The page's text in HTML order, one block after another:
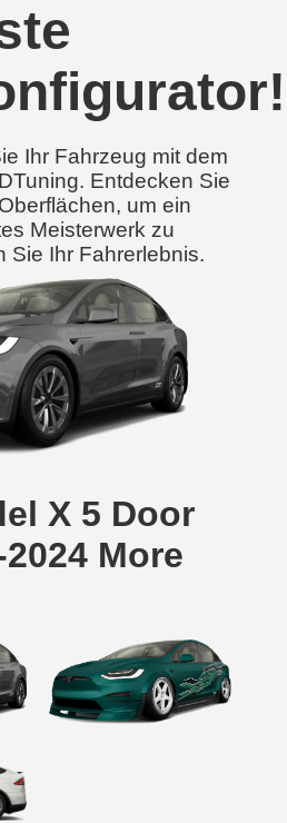
Ihr Fahrzeug mit dem
Entdecken Sie
um ein
Meisterwerk zu
Sie Ihr Fahrerlebnis.
X 5 Door
More